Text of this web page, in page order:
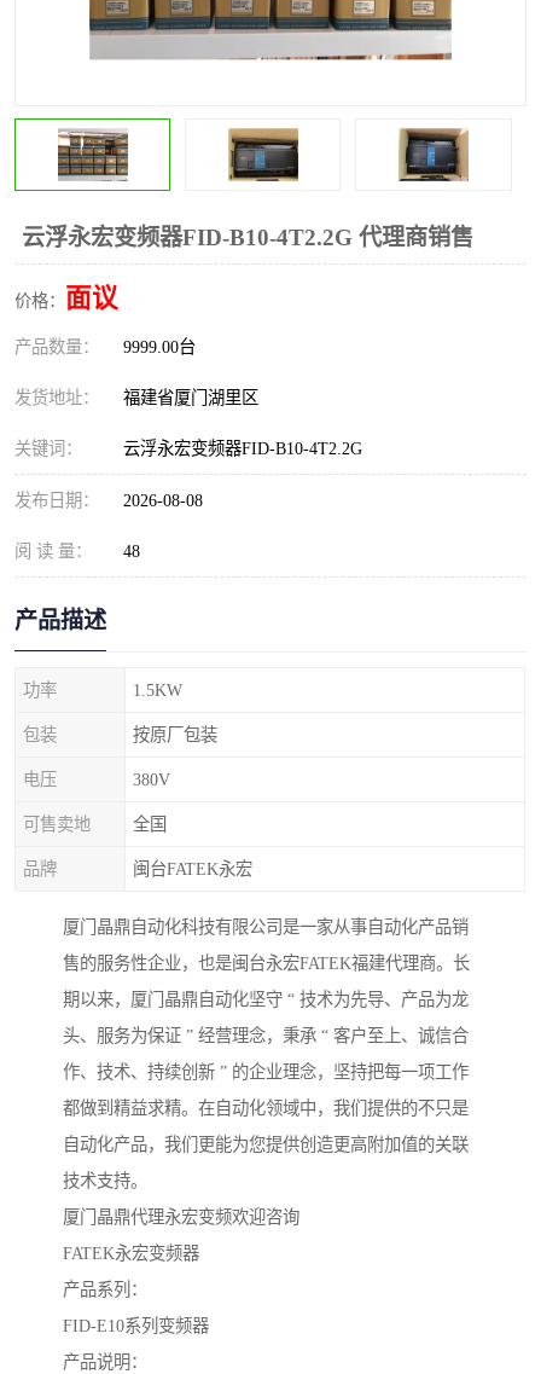
云浮永宏变频器FID-B10-4T2.2G 代理商销售
价格： 面议
产品数量： 9999.00台
发货地址： 福建省厦门湖里区
关键词： 云浮永宏变频器FID-B10-4T2.2G
发布日期： 2026-08-08
阅 读 量： 48
产品描述
功率 1.5KW
包装 按原厂包装
电压 380V
可售卖地 全国
品牌 闽台FATEK永宏
厦门晶鼎自动化科技有限公司是一家从事自动化产品销
售的服务性企业，也是闽台永宏FATEK福建代理商。长
期以来，厦门晶鼎自动化坚守 “ 技术为先导、产品为龙
头、服务为保证 ” 经营理念，秉承 “ 客户至上、诚信合
作、技术、持续创新 ” 的企业理念，坚持把每一项工作
都做到精益求精。在自动化领域中，我们提供的不只是
自动化产品，我们更能为您提供创造更高附加值的关联
技术支持。
厦门晶鼎代理永宏变频欢迎咨询
FATEK永宏变频器
产品系列：
FID-E10系列变频器
产品说明：
魏德米勒继电器 施迈赛限位开关